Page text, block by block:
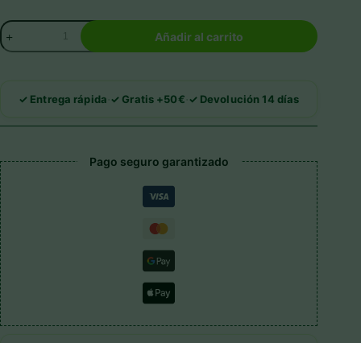
Alpha
Spirit
Pate
Añadir al carrito
✓ Entrega rápida ✓ Gratis +50€ ✓ Devolución 14 días
Pago seguro garantizado